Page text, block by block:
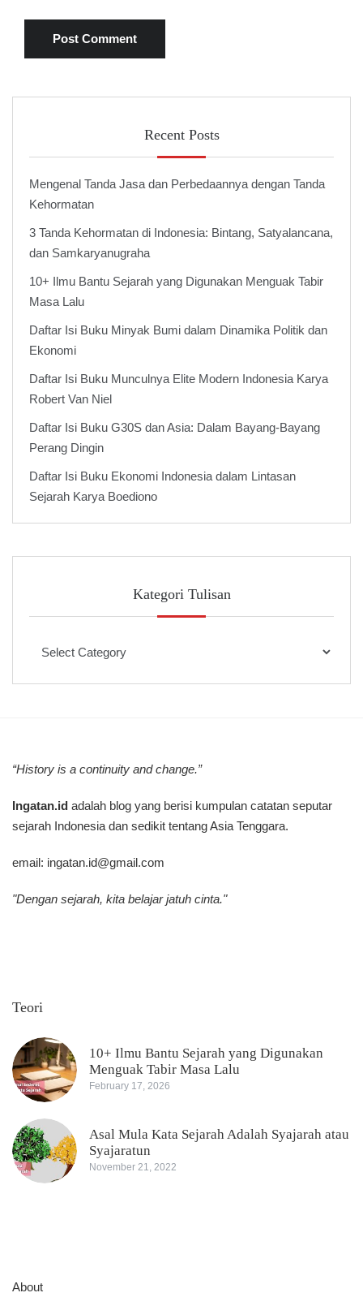
Recent Posts
Mengenal Tanda Jasa dan Perbedaannya dengan Tanda
Kehormatan
3 Tanda Kehormatan di Indonesia: Bintang, Satyalancana,
dan Samkaryanugraha
10+ Ilmu Bantu Sejarah yang Digunakan Menguak Tabir
Masa Lalu
Daftar Isi Buku Minyak Bumi dalam Dinamika Politik dan
Ekonomi
Daftar Isi Buku Munculnya Elite Modern Indonesia Karya
Robert Van Niel
Daftar Isi Buku G30S dan Asia: Dalam Bayang-Bayang
Perang Dingin
Daftar Isi Buku Ekonomi Indonesia dalam Lintasan
Sejarah Karya Boediono
Kategori Tulisan
“History is a continuity and change.”
Ingatan.id adalah blog yang berisi kumpulan catatan seputar
sejarah Indonesia dan sedikit tentang Asia Tenggara.
email: ingatan.id@gmail.com
"Dengan sejarah, kita belajar jatuh cinta."
Teori
10+ Ilmu Bantu Sejarah yang Digunakan
Menguak Tabir Masa Lalu
February 17, 2026
Asal Mula Kata Sejarah Adalah Syajarah atau
Syajaratun
November 21, 2022
About